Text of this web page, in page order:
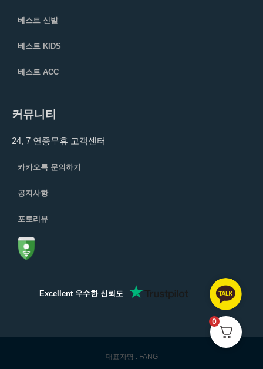
베스트 신발
베스트 KIDS
베스트 ACC
커뮤니티
24, 7 연중무휴 고객센터
카카오톡 문의하기
공지사항
포토리뷰
Excellent 우수한 신뢰도
대표자명 : FANG
0